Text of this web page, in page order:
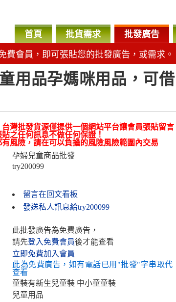
首頁 批貨需求 批發廣告
費會員，即可張貼您的批發廣告，或需求。
用品孕媽咪用品，可
灣批發貨源僅提供一個網站平台讓會員張貼留言
之任何訊息不做任何保證！
風險，請在可以負擔的風險風險範圍內交易
孕婦兒童商品批發
try200099
留言在回文看板
發送私人訊息給try200099
此批發廣告為免費廣告，
請先登入免費會員後才能查看
立即免費加入會員
此為免費廣告，如有電話已用"批發"字串取代
查看
童裝有新生兒童裝 中小童童裝
兒童用品